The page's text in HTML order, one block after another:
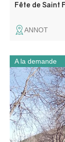
Fête de Saint
ANNOT
Entrez
région ! Cette
transformée
moulin
ses portes
A la demande